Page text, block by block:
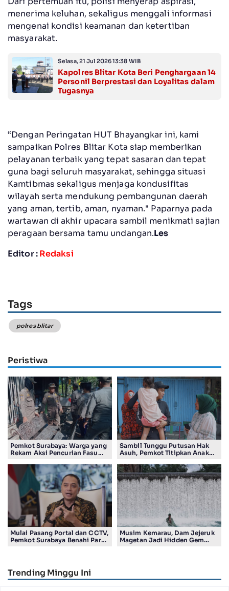
menerima keluhan, sekaligus menggali informasi
mengenai kondisi keamanan dan ketertiban
masyarakat.
Selasa, 21 Jul 2026 13:38 WIB
Kapolres Blitar Kota Beri Penghargaan 14
Personil Berprestasi dan Loyalitas dalam
Tugasnya
“Dengan Peringatan HUT Bhayangkar ini, kami
sampaikan Polres Blitar Kota siap memberikan
pelayanan terbaik yang tepat sasaran dan tepat
guna bagi seluruh masyarakat, sehingga situasi
Kamtibmas sekaligus menjaga kondusifitas
wilayah serta mendukung pembangunan daerah
yang aman, tertib, aman, nyaman." Paparnya pada
wartawan di akhir upacara sambil menikmati sajian
peragaan bersama tamu undangan.Les
Editor :Redaksi
Tags
polres blitar
Peristiwa
Pemkot Surabaya: Warga yang
Rekam Aksi Pencurian Fasum
Ribu
Sambil Tunggu Putusan Hak
Asuh, Pemkot Titipkan Anak
Aman Kota Surabaya
Mulai Pasang Portal dan CCTV,
Pemkot Surabaya Benahi Parkir
Musim Kemarau, Dam Jejeruk
Magetan Jadi Hidden Gem
Trending Minggu Ini